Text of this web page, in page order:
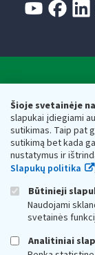
Šioje svetainėje
slapukai įdiegiami
sutikimas. Taip pat
sutikimą bet kada
nustatymus ir
Slapukų politika
Būtinieji
Naudojami
svetainės
Analitiniai
Respublikos
Biudžetinė
adresas: Vasario
vmi@vmi.lt, E.
Duomenys apie
Respublikos